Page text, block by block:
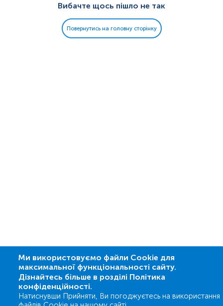
Вибачте щось пішло не так
Повернутись на головну сторінку
Ми використовуємо файли Cookie для
максимальної функціональності сайту.
Дізнайтесь більше в розділі Політика
конфіденційності.
Натиснувши Прийняти, Ви погоджуєтесь на використання